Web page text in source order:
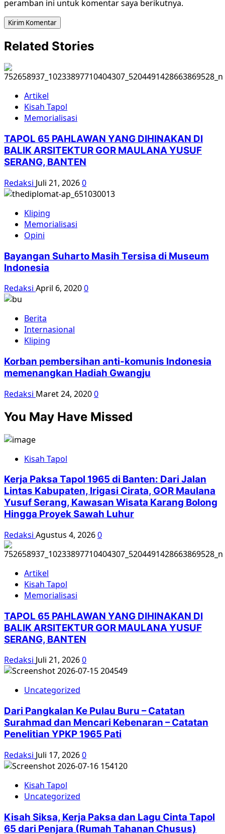
peramban ini untuk komentar saya berikutnya.
Related Stories
Artikel
Kisah Tapol
Memorialisasi
TAPOL 65 PAHLAWAN YANG DIHINAKAN DI
BALIK ARSITEKTUR GOR MAULANA YUSUF
SERANG, BANTEN
Redaksi Juli 21, 20260
Kliping
Memorialisasi
Opini
Bayangan Suharto Masih Tersisa di Museum
Indonesia
Redaksi April 6, 20200
Berita
Internasional
Kliping
Korban pembersihan anti-komunis Indonesia
memenangkan Hadiah Gwangju
Redaksi Maret 24, 20200
You May Have Missed
Kisah Tapol
Kerja Paksa Tapol 1965 di Banten: Dari Jalan
Lintas Kabupaten, Irigasi Cirata, GOR Maulana
Yusuf Serang, Kawasan Wisata Karang Bolong
Hingga Proyek Sawah Luhur
Redaksi Agustus 4, 20260
Artikel
Kisah Tapol
Memorialisasi
TAPOL 65 PAHLAWAN YANG DIHINAKAN DI
BALIK ARSITEKTUR GOR MAULANA YUSUF
SERANG, BANTEN
Redaksi Juli 21, 20260
Uncategorized
Dari Pangkalan Ke Pulau Buru – Catatan
Surahmad dan Mencari Kebenaran – Catatan
Penelitian YPKP 1965 Pati
Redaksi Juli 17, 20260
Kisah Tapol
Uncategorized
Kisah Siksa, Kerja Paksa dan Lagu Cinta Tapol
65 dari Penjara (Rumah Tahanan Chusus)